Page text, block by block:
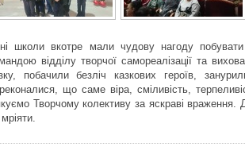
школи вкотре мали чудову нагоду
відділу творчої самореалізації та
побачили безліч казкових героїв,
що саме віра, сміливість,
Творчому колективу за яскраві